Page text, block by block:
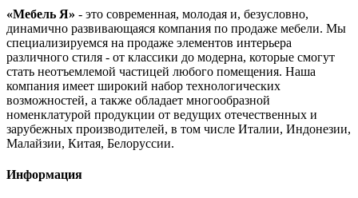
«Мебель Я» - это современная, молодая и, безусловно,
динамично развивающаяся компания по продаже мебели. Мы
специализируемся на продаже элементов интерьера
различного стиля - от классики до модерна, которые смогут
стать неотъемлемой частицей любого помещения. Наша
компания имеет широкий набор технологических
возможностей, а также обладает многообразной
номенклатурой продукции от ведущих отечественных и
зарубежных производителей, в том числе Италии, Индонезии,
Малайзии, Китая, Белоруссии.
Информация